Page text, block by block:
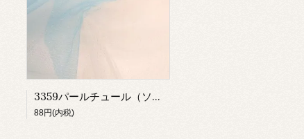
3359パールチュール（ソフト）
88円(内税)